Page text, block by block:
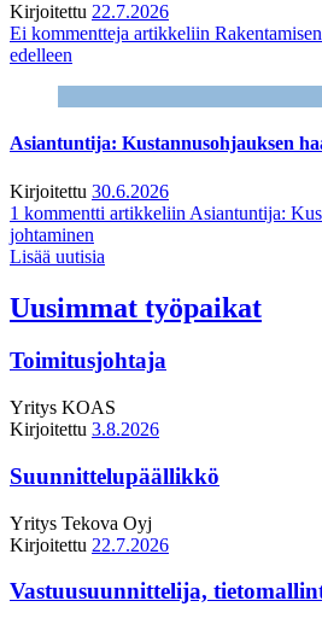
Kirjoitettu 22.7.2026
Ei kommentteja artikkeliin
edelleen
Asiantuntija: Kustannusohjauksen
Kirjoitettu 30.6.2026
1 kommentti artikkeliin Asiantuntija:
johtaminen
Lisää uutisia
Uusimmat työpaikat
Toimitusjohtaja
Yritys KOAS
Kirjoitettu 3.8.2026
Suunnittelupäällikkö
Yritys Tekova Oyj
Kirjoitettu 22.7.2026
Vastuusuunnittelija,